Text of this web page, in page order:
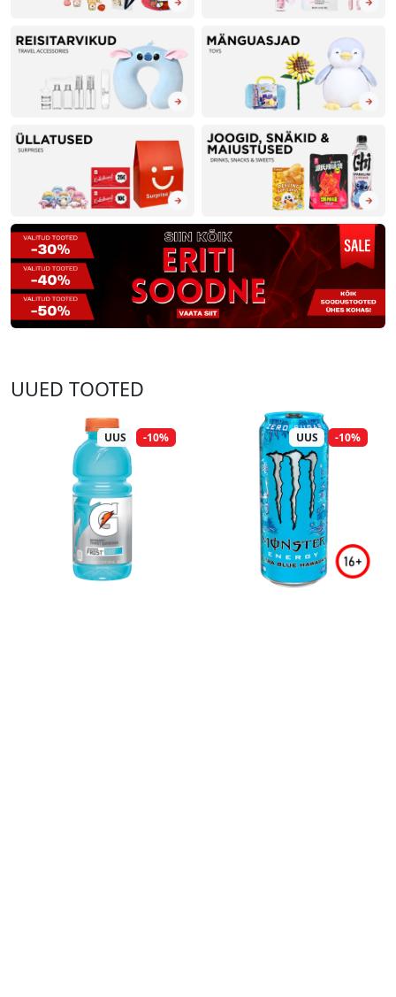
UUED TOOTED
UUS -10% UUS -10%